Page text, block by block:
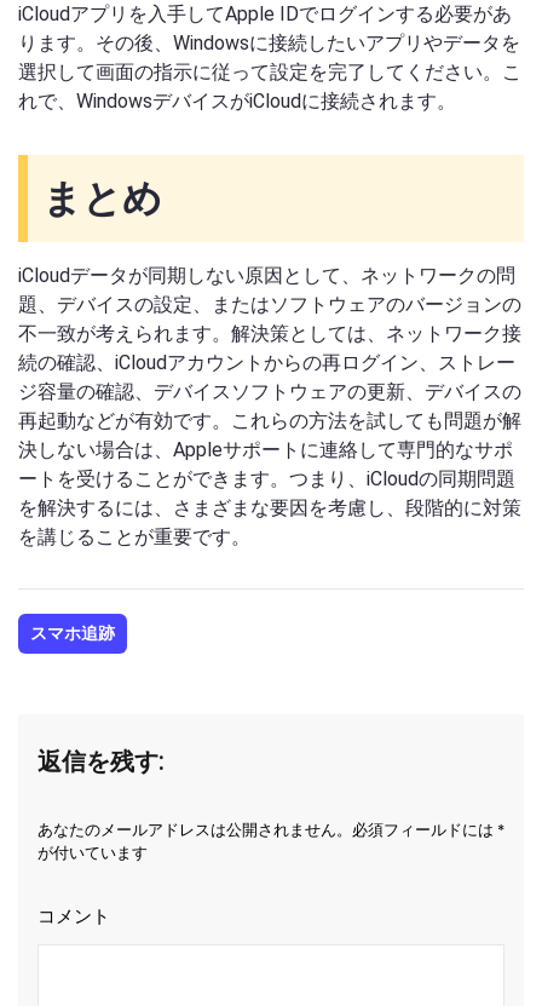
iCloudアプリを入手してApple IDでログインする必要があ
ります。その後、Windowsに接続したいアプリやデータを
選択して画面の指示に従って設定を完了してください。こ
れで、WindowsデバイスがiCloudに接続されます。
まとめ
iCloudデータが同期しない原因として、ネットワークの問
題、デバイスの設定、またはソフトウェアのバージョンの
不一致が考えられます。解決策としては、ネットワーク接
続の確認、iCloudアカウントからの再ログイン、ストレー
ジ容量の確認、デバイスソフトウェアの更新、デバイスの
再起動などが有効です。これらの方法を試しても問題が解
決しない場合は、Appleサポートに連絡して専門的なサポ
ートを受けることができます。つまり、iCloudの同期問題
を解決するには、さまざまな要因を考慮し、段階的に対策
を講じることが重要です。
スマホ追跡
返信を残す:
あなたのメールアドレスは公開されません。必須フィールドには *
が付いています
コメント